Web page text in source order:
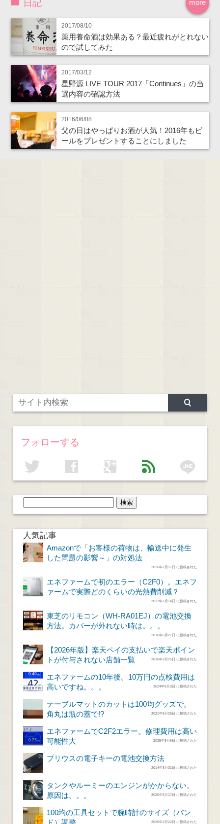
more
日記
2017/08/10
薬用養命酒は効果ある？最近疲れがとれない
ので試してみた
2017/03/12
星野源 LIVE TOUR 2017「Continues」の当
選内容の確認方法
2016/06/08
父の日はやっぱりお酒が人気！2016年もビ
ールをプレゼントすることにしました
フォローする
twitter facebook google feed line
人気記事
Amazonで「お客様の荷物は、輸送中に発生
した問題の影響～」の対処法
2026年7月11日 に投稿された
エネファームで初のエラー（C2F0）。エネフ
ァームで実際どのくらいの光熱費削減？
2017年1月14日 に投稿された
東芝のリモコン（WH-RA01EJ）の電池交換
方法。カバーが外れない時は。。。
2016年6月21日 に投稿された
【2026年版】楽天ペイの支払いで楽天ポイン
トが付与されない店舗一覧
2026年2月25日 に投稿された
エネファームの10年後。10万円の点検費用は
高いですね。。。
2024年6月3日 に投稿された
テーブルマットのカットは100均グッズで。
角丸は瓶の蓋で!?
2021年6月26日 に投稿された
エネファームでC2F2エラー。修理費用は高い
可能性大
2025年8月6日 に投稿された
プリウスの電子キーの電池交換方法
2014年8月31日 に投稿された
タンクやルーミーのエンジンがかからない。
原因は。。。
2020年5月17日 に投稿された
100均の工具セットで腕時計のサイズ（バン
ド）調整
2026年2月22日 に投稿された